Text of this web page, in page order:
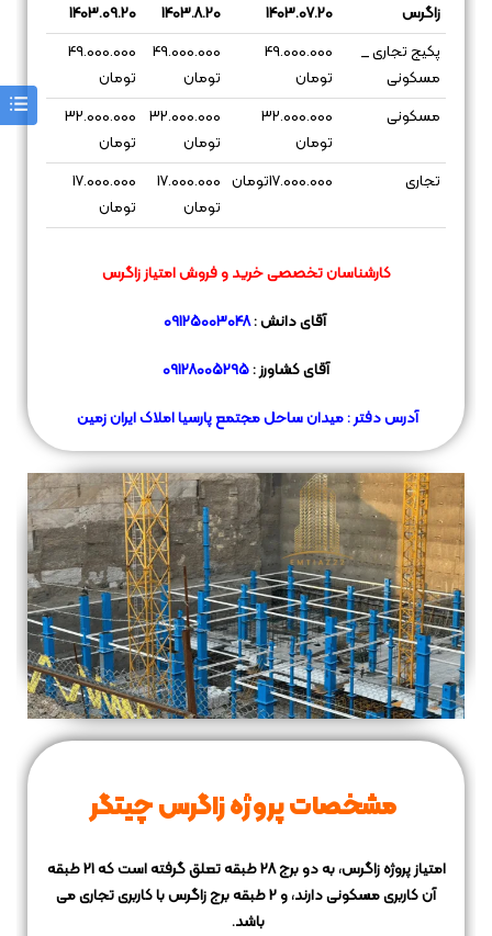
زاگرس
1403.07.20
1403.8.20
1403.09.20
پکیج تجاری _
مسکونی
49.000.000
تومان
49.000.000
تومان
49.000.000
تومان
مسکونی
32.000.000
تومان
32.000.000
تومان
32.000.000
تومان
تجاری
17.000.000تومان
17.000.000
تومان
17.000.000
تومان
کارشناسان تخصصی خرید و فروش امتیاز زاگرس
آقای دانش :09125003048
آقای کشاورز :09128005295
آدرس دفتر : میدان ساحل مجتمع پارسیا املاک ایران زمین
مشخصات پروژه زاگرس چیتگر
امتیاز پروژه زاگرس، به دو برج 28 طبقه تعلق گرفته است که 21 طبقه
آن کاربری مسکونی دارند، و 2 طبقه برج زاگرس با کاربری تجاری می
باشد.